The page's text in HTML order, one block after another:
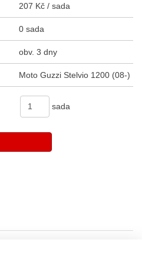
207 Kč / sada
0 sada
obv. 3 dny
Moto Guzzi Stelvio 1200 (08-)
sada